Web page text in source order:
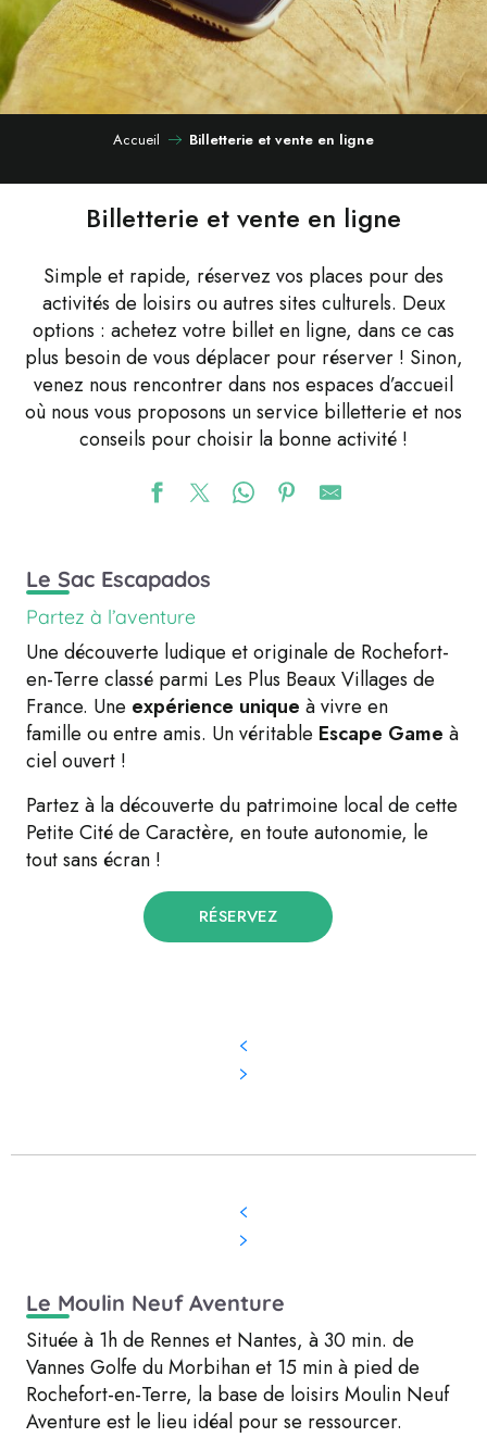
Accueil Billetterie et vente en ligne
Billetterie et vente en ligne
Simple et rapide, réservez vos places pour des
activités de loisirs ou autres sites culturels. Deux
options : achetez votre billet en ligne, dans ce cas
plus besoin de vous déplacer pour réserver ! Sinon,
venez nous rencontrer dans nos espaces d’accueil
où nous vous proposons un service billetterie et nos
conseils pour choisir la bonne activité !
Le Sac Escapados
Partez à l’aventure
Une découverte ludique et originale de Rochefort-
en-Terre classé parmi Les Plus Beaux Villages de
France. Une expérience unique à vivre en
famille ou entre amis. Un véritable Escape Game à
ciel ouvert !
Partez à la découverte du patrimoine local de cette
Petite Cité de Caractère, en toute autonomie, le
tout sans écran !
RÉSERVEZ
Le Moulin Neuf Aventure
Située à 1h de Rennes et Nantes, à 30 min. de
Vannes Golfe du Morbihan et 15 min à pied de
Rochefort-en-Terre, la base de loisirs Moulin Neuf
Aventure est le lieu idéal pour se ressourcer.